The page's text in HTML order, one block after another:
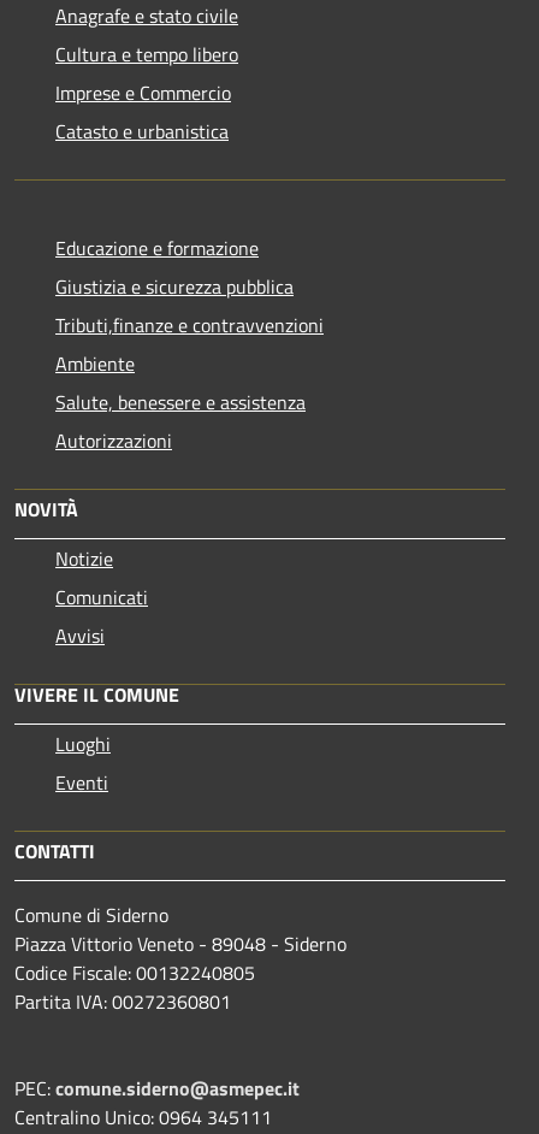
Anagrafe e stato civile
Cultura e tempo libero
Imprese e Commercio
Catasto e urbanistica
Educazione e formazione
Giustizia e sicurezza pubblica
Tributi,finanze e contravvenzioni
Ambiente
Salute, benessere e assistenza
Autorizzazioni
NOVITÀ
Notizie
Comunicati
Avvisi
VIVERE IL COMUNE
Luoghi
Eventi
CONTATTI
Comune di Siderno
Piazza Vittorio Veneto - 89048 - Siderno
Codice Fiscale: 00132240805
Partita IVA: 00272360801
PEC:comune.siderno@asmepec.it
Centralino Unico: 0964 345111